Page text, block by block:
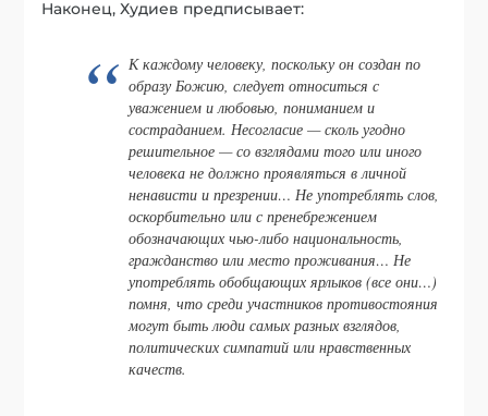
Наконец, Худиев предписывает:
К каждому человеку, поскольку он создан по
образу Божию, следует относиться с
уважением и любовью, пониманием и
состраданием. Несогласие — сколь угодно
решительное — со взглядами того или иного
человека не должно проявляться в личной
ненависти и презрении… Не употреблять слов,
оскорбительно или с пренебрежением
обозначающих чью-либо национальность,
гражданство или место проживания… Не
употреблять обобщающих ярлыков (все они…)
помня, что среди участников противостояния
могут быть люди самых разных взглядов,
политических симпатий или нравственных
качеств.